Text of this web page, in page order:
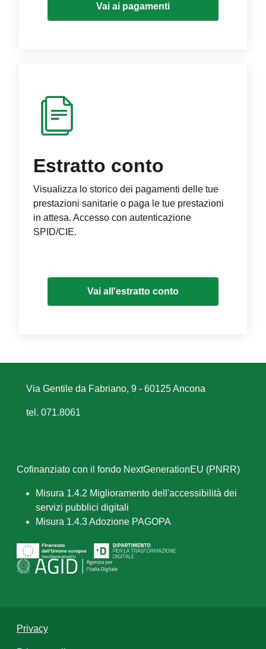
Vai ai pagamenti
Estratto conto
Visualizza lo storico dei pagamenti delle tue
prestazioni sanitarie o paga le tue prestazioni
in attesa. Accesso con autenticazione
SPID/CIE.
Vai all'estratto conto
Via Gentile da Fabriano, 9 - 60125 Ancona
tel. 071.8061
Cofinanziato con il fondo NextGenerationEU (PNRR)
Misura 1.4.2 Miglioramento dell'accessibilità dei
servizi pubblici digitali
Misura 1.4.3 Adozione PAGOPA
Privacy